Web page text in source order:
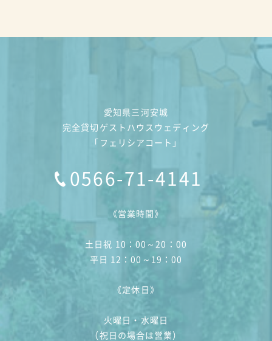
愛知県三河安城
完全貸切ゲストハウスウェディング
「フェリシアコート」
0566-71-4141
《営業時間》
土日祝 10：00～20：00
平日 12：00～19：00
《定休日》
火曜日・水曜日
（祝日の場合は営業）